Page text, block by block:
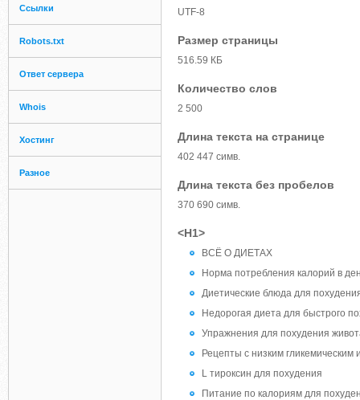
Ссылки
Robots.txt
Ответ сервера
Whois
Хостинг
Разное
UTF-8
Размер страницы
516.59 КБ
Количество слов
2 500
Длина текста на странице
402 447 симв.
Длина текста без пробелов
370 690 симв.
<H1>
ВСЁ О ДИЕТАХ
Норма потребления калорий в
Диетические блюда для
Недорогая диета для быстрого
Упражнения для похудения
Рецепты с низким гликемическим
L тироксин для похудения
Питание по калориям для